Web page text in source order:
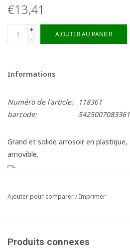
€13,41
+
-
AJOUTER AU PANIER
Informations
Numéro de l'article:
118361
barcode:
5425007083361
Grand et solide arrosoir en
amovible.
Ajouter pour comparer/Imprimer
Produits connexes